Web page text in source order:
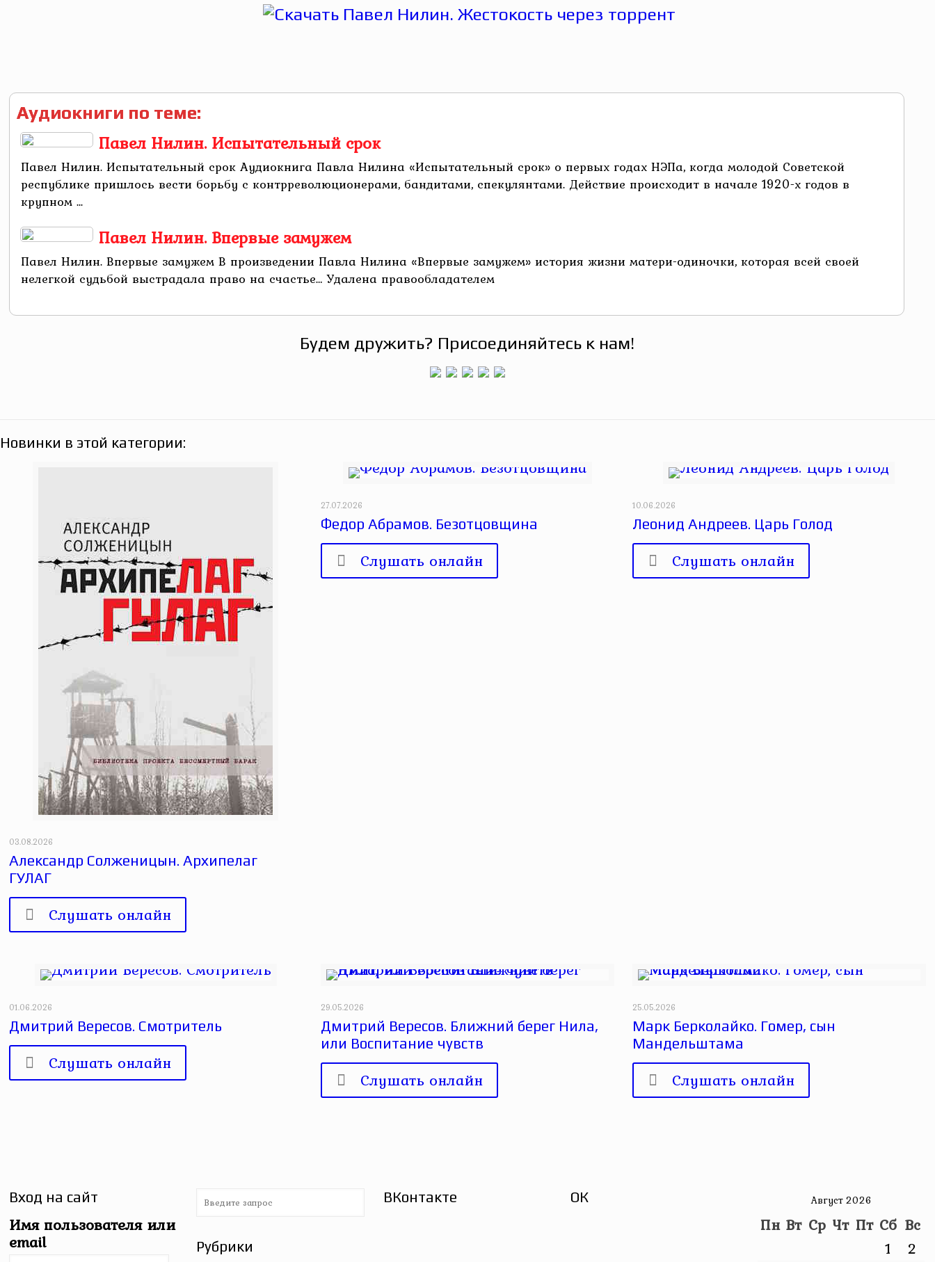
Аудиокниги по теме:
Павел Нилин. Испытательный срок
Павел Нилин. Испытательный срок Аудиокнига Павла Нилина «Испытательный срок» о первых годах НЭПа, когда молодой Советской
республике пришлось вести борьбу с контрреволюционерами, бандитами, спекулянтами. Действие происходит в начале 1920-х годов в
крупном ...
Павел Нилин. Впервые замужем
Павел Нилин. Впервые замужем В произведении Павла Нилина «Впервые замужем» история жизни матери-одиночки, которая всей своей
нелегкой судьбой выстрадала право на счастье… Удалена правообладателем
Будем дружить? Присоединяйтесь к нам!
Новинки в этой категории:
03.08.2026
Александр Солженицын. Архипелаг
ГУЛАГ
Слушать онлайн
27.07.2026
Федор Абрамов. Безотцовщина
Слушать онлайн
10.06.2026
Леонид Андреев. Царь Голод
Слушать онлайн
01.06.2026
Дмитрий Вересов. Смотритель
Слушать онлайн
29.05.2026
Дмитрий Вересов. Ближний берег Нила,
или Воспитание чувств
Слушать онлайн
25.05.2026
Марк Берколайко. Гомер, сын
Мандельштама
Слушать онлайн
Вход на сайт
Имя пользователя или
email Рубрики
ВКонтакте ОК Август 2026
Пн Вт Ср Чт Пт Сб Вс
1
2